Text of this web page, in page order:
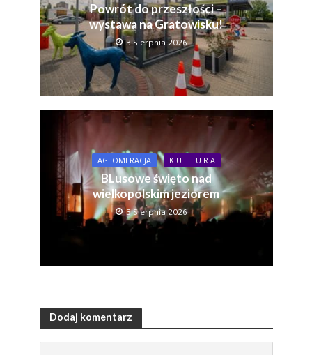
Powrót do przeszłości –
wystawa na Gratowisku!
3 Sierpnia 2026
AGLOMERACJA K U L T U R A
BLusowe święto nad
wielkopolskim jeziorem
3 Sierpnia 2026
Dodaj komentarz